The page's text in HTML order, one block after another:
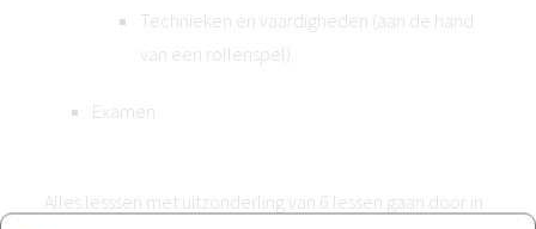
Technieken en vaardigheden (aan de hand
van een rollenspel)
Examen
Alles lesssen met uitzonderling van 6 lessen gaan door in